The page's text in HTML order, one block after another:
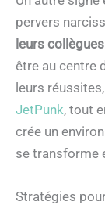
pervers
leurs
être au centre
leurs
JetPunk, tout
crée un
se transforme
Stratégies